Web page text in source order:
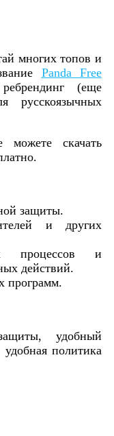
многих топов и
Panda Free
(еще
русскоязычных
скачать
защиты.
и других
процессов и
действий.
программ.
удобный
политика